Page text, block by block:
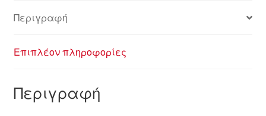
Περιγραφή
Επιπλέον πληροφορίες
Περιγραφή